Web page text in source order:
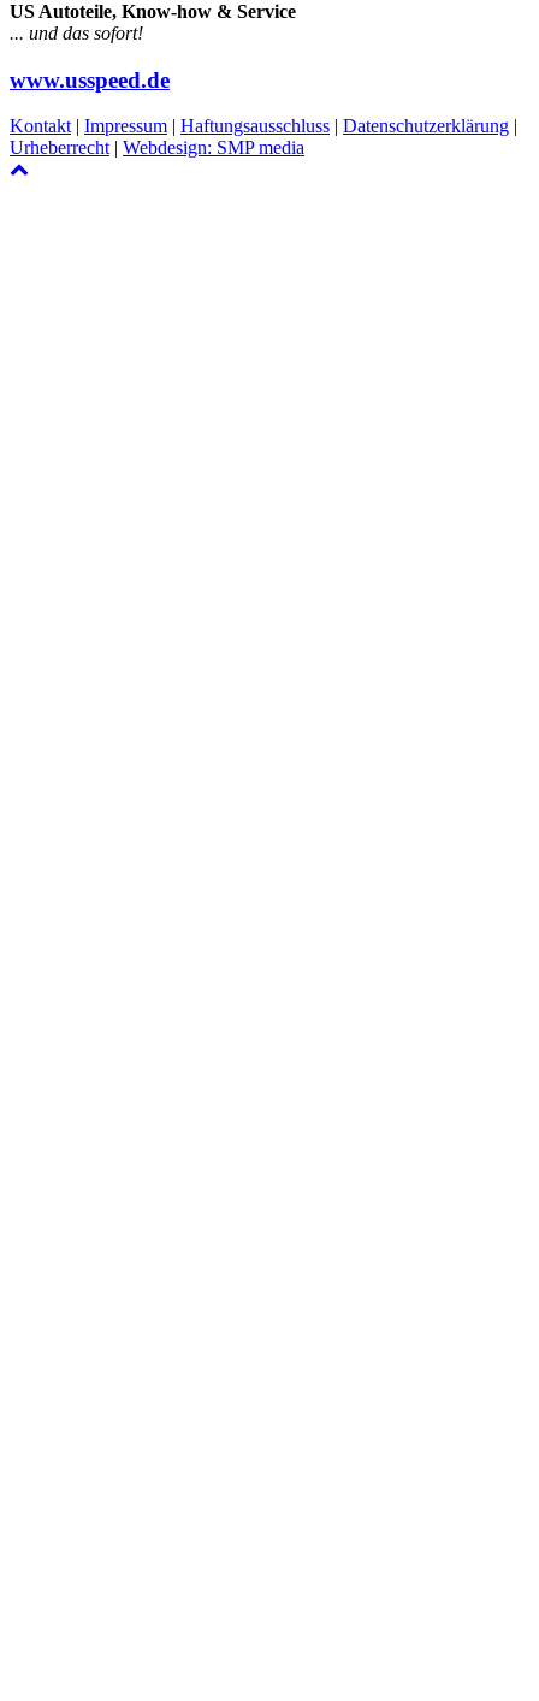
US Autoteile, Know-how & Service
... und das sofort!
www.usspeed.de
Kontakt | Impressum | Haftungsausschluss | Datenschutzerklärung |
Urheberrecht | Webdesign: SMP media